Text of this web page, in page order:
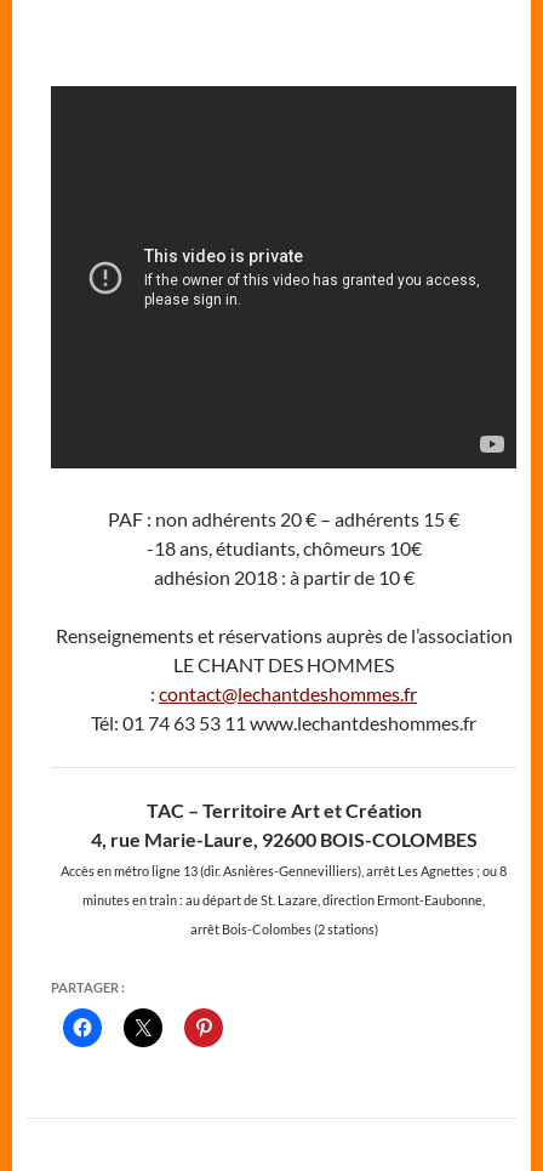
PAF : non adhérents 20 € – adhérents 15 €
-18 ans, étudiants, chômeurs 10€
adhésion 2018 : à partir de 10 €
Renseignements et réservations auprès de l’association
LE CHANT DES HOMMES
: contact@lechantdeshommes.fr
Tél: 01 74 63 53 11 www.lechantdeshommes.fr
TAC – Territoire Art et Création
4, rue Marie-Laure, 92600 BOIS-COLOMBES
Accès en métro ligne 13 (dir. Asnières-Gennevilliers), arrêt Les Agnettes ; ou 8
minutes en train : au départ de St. Lazare, direction Ermont-Eaubonne,
arrêt Bois-Colombes (2 stations)
PARTAGER :